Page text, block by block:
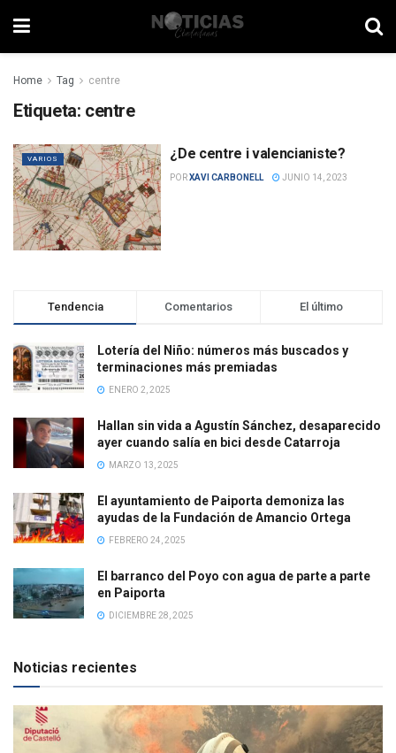
Home Tag centre
Etiqueta: centre
VARIOS ¿De centre i valencianiste?
PORXAVI CARBONELL JUNIO 14, 2023
Tendencia Comentarios El último
Lotería del Niño: números más buscados y
terminaciones más premiadas
ENERO 2, 2025
Hallan sin vida a Agustín Sánchez, desaparecido
ayer cuando salía en bici desde Catarroja
MARZO 13, 2025
El ayuntamiento de Paiporta demoniza las
ayudas de la Fundación de Amancio Ortega
FEBRERO 24, 2025
El barranco del Poyo con agua de parte a parte
en Paiporta
DICIEMBRE 28, 2025
Noticias recientes